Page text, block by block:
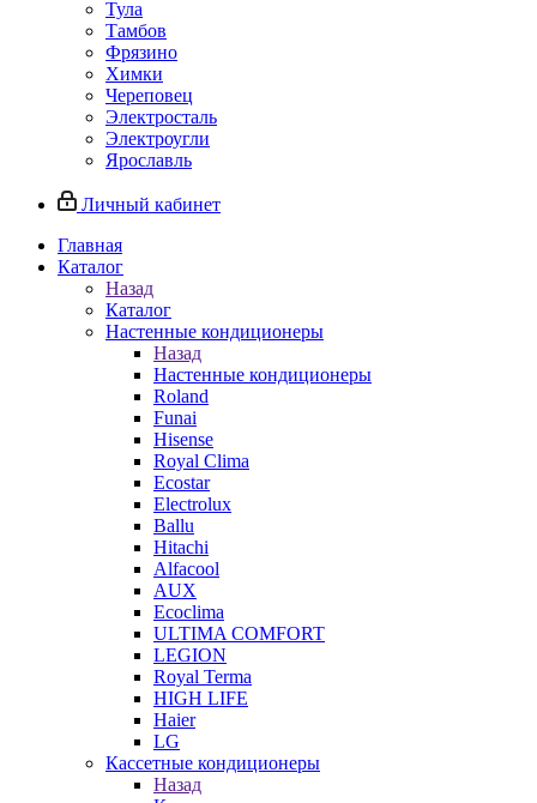
Тула
Тамбов
Фрязино
Химки
Череповец
Электросталь
Электроугли
Ярославль
Личный кабинет
Главная
Каталог
Назад
Каталог
Настенные кондиционеры
Назад
Настенные кондиционеры
Roland
Funai
Hisense
Royal Clima
Ecostar
Electrolux
Ballu
Hitachi
Alfacool
AUX
Ecoclima
ULTIMA COMFORT
LEGION
Royal Terma
HIGH LIFE
Haier
LG
Кассетные кондиционеры
Назад